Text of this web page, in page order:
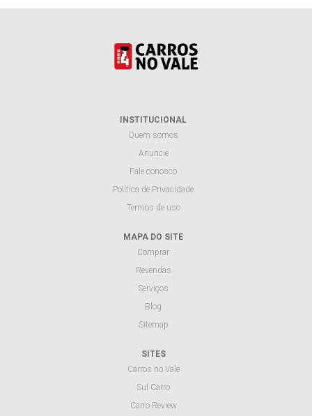
INSTITUCIONAL
Quem somos
Anuncie
Fale conosco
Política de Privacidade
Termos de uso
MAPA DO SITE
Comprar
Revendas
Serviços
Blog
Sitemap
SITES
Carros no Vale
Sul Carro
Carro Review